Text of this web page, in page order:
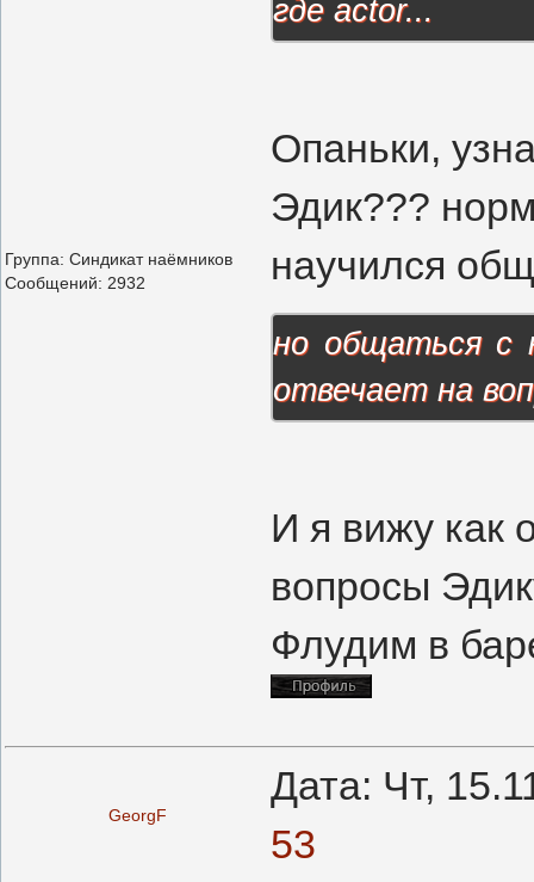
Группа: Синдикат наёмников
Сообщений: 2932
где actor...
Опаньки,
Эдик???
научился
но общаться с
отвечает на
И я вижу как
вопросы
Флудим в
GeorgF
Дата: Чт,
53